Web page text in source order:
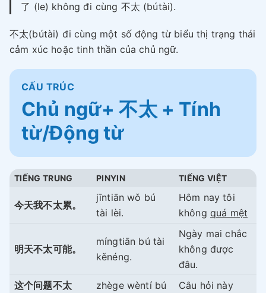
了 (le) không đi cùng 不太 (bútài).
不太(bútài) đi cùng một số động từ biểu thị trạng thái
cảm xúc hoặc tinh thần của chủ ngữ.
CẤU TRÚC
Chủ ngữ+ 不太 + Tính
từ/Động từ
TIẾNG TRUNG PINYIN TIẾNG VIỆT
今天我不太累。
jīntiān wǒ bú
tài lèi.
Hôm nay tôi
không quá mệt
明天不太可能。
míngtiān bú tài
kěnéng.
Ngày mai chắc
không được
đâu.
这个问题不太
zhège wèntí bú Câu hỏi này